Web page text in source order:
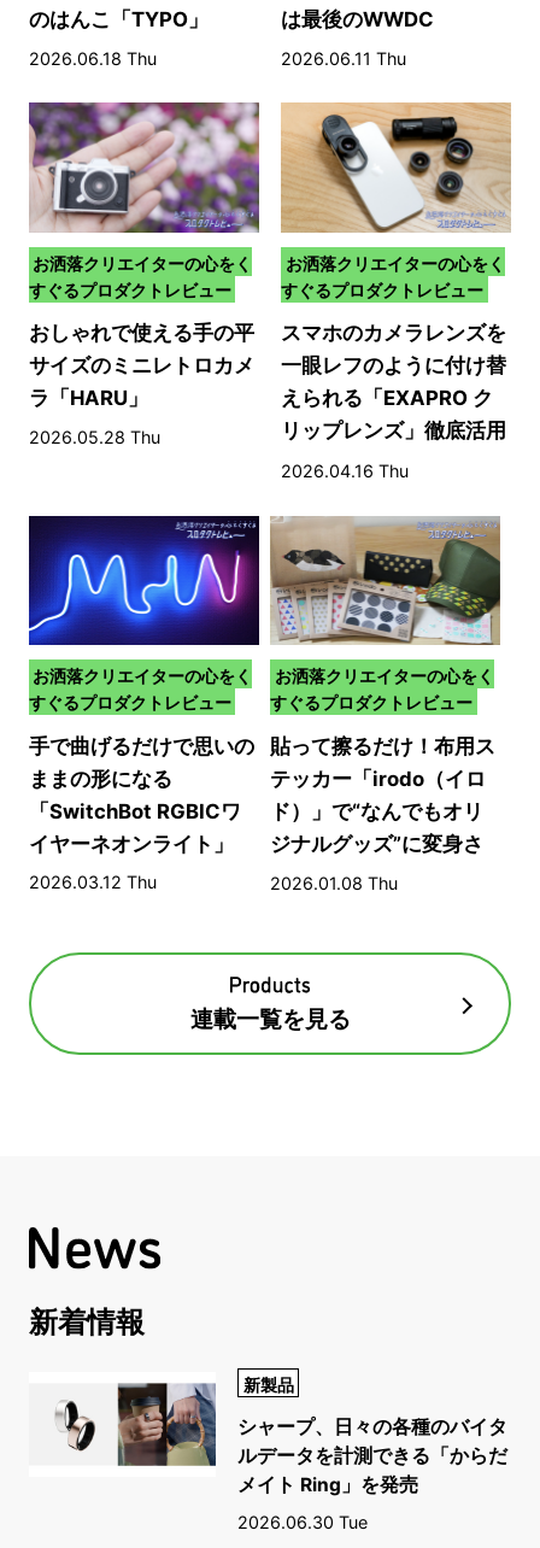
のはんこ「TYPO」
2026.06.18 Thu
は最後のWWDC
2026.06.11 Thu
お洒落クリエイターの心をく
すぐるプロダクトレビュー
おしゃれで使える手の平
サイズのミニレトロカメ
ラ「HARU」
2026.05.28 Thu
お洒落クリエイターの心をく
すぐるプロダクトレビュー
スマホのカメラレンズを
一眼レフのように付け替
えられる「EXAPRO ク
リップレンズ」徹底活用
術！
2026.04.16 Thu
お洒落クリエイターの心をく
すぐるプロダクトレビュー
手で曲げるだけで思いの
ままの形になる
「SwitchBot RGBICワ
イヤーネオンライト」
2026.03.12 Thu
お洒落クリエイターの心をく
すぐるプロダクトレビュー
貼って擦るだけ！布用ス
テッカー「irodo（イロ
ド）」で“なんでもオリ
ジナルグッズ”に変身さ
せる方法​
2026.01.08 Thu
連載一覧を見る
新着情報
新製品
シャープ、日々の各種のバイタ
ルデータを計測できる「からだ
メイト Ring」を発売
2026.06.30 Tue